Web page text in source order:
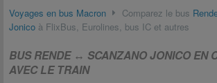
Voyages en bus Macron Comparez le bus
Jonico à FlixBus, Eurolines, bus IC et autres
BUS RENDE ↔ SCANZANO JONICO EN
AVEC LE TRAIN